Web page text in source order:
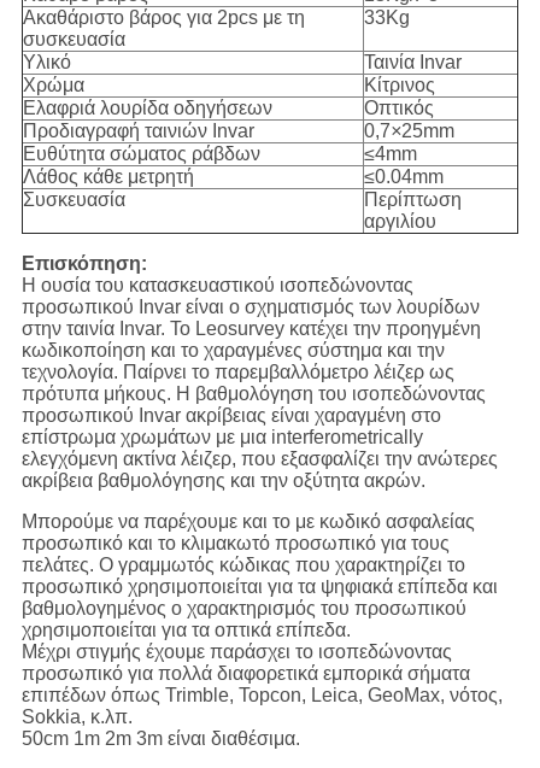
Ακαθάριστο βάρος για 2pcs με τη
συσκευασία
33Kg
Υλικό
Ταινία Invar
Χρώμα
Κίτρινος
Ελαφριά λουρίδα οδηγήσεων
Οπτικός
Προδιαγραφή ταινιών Invar
0,7×25mm
Ευθύτητα σώματος ράβδων
≤4mm
Λάθος κάθε μετρητή
≤0.04mm
Συσκευασία
Περίπτωση
αργιλίου
Επισκόπηση:
Η ουσία του κατασκευαστικού ισοπεδώνοντας
προσωπικού Invar είναι ο σχηματισμός των λουρίδων
στην ταινία Invar. Το Leosurvey κατέχει την προηγμένη
κωδικοποίηση και το χαραγμένες σύστημα και την
τεχνολογία. Παίρνει το παρεμβαλλόμετρο λέιζερ ως
πρότυπα μήκους. Η βαθμολόγηση του ισοπεδώνοντας
προσωπικού Invar ακρίβειας είναι χαραγμένη στο
επίστρωμα χρωμάτων με μια interferometrically
ελεγχόμενη ακτίνα λέιζερ, που εξασφαλίζει την ανώτερες
ακρίβεια βαθμολόγησης και την οξύτητα ακρών.
Μπορούμε να παρέχουμε και το με κωδικό ασφαλείας
προσωπικό και το κλιμακωτό προσωπικό για τους
πελάτες. Ο γραμμωτός κώδικας που χαρακτηρίζει το
προσωπικό χρησιμοποιείται για τα ψηφιακά επίπεδα και
βαθμολογημένος ο χαρακτηρισμός του προσωπικού
χρησιμοποιείται για τα οπτικά επίπεδα.
Μέχρι στιγμής έχουμε παράσχει το ισοπεδώνοντας
προσωπικό για πολλά διαφορετικά εμπορικά σήματα
επιπέδων όπως Trimble, Topcon, Leica, GeoMax, νότος,
Sokkia, κ.λπ.
50cm 1m 2m 3m είναι διαθέσιμα.